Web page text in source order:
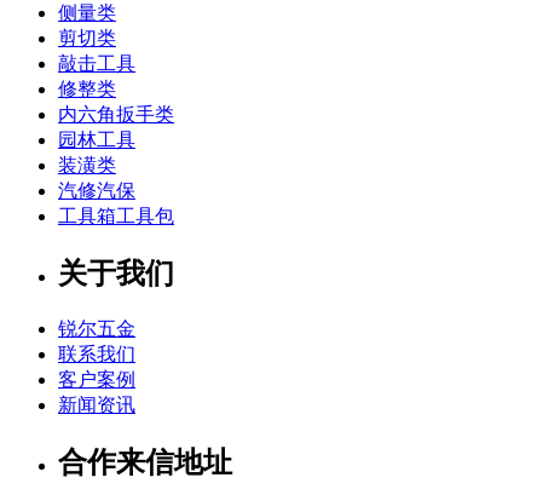
侧量类
剪切类
敲击工具
修整类
内六角扳手类
园林工具
装潢类
汽修汽保
工具箱工具包
关于我们
锐尔五金
联系我们
客户案例
新闻资讯
合作来信地址